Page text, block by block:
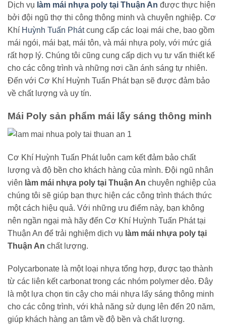
Dịch vụ làm mái nhựa poly tại Thuận An được thực hiện
bởi đội ngũ thợ thi công thông minh và chuyên nghiệp. Cơ
Khí Huỳnh Tuấn Phátcung cấp các loại mái che, bao gồm
mái ngói, mái bạt, mái tôn, và mái nhựa poly, với mức giá
rất hợp lý. Chúng tôi cũng cung cấp dịch vụ tư vấn thiết kế
cho các công trình và những nơi cần ánh sáng tự nhiên.
Đến với Cơ Khí Huỳnh Tuấn Phát bạn sẽ được đảm bảo
về chất lượng và uy tín.
Mái Poly sản phẩm mái lấy sáng thông minh
Cơ Khí Huỳnh Tuấn Phát luôn cam kết đảm bảo chất
lượng và độ bền cho khách hàng của mình. Đội ngũ nhân
viên làm mái nhựa poly tại Thuận An chuyên nghiệp của
chúng tôi sẽ giúp bạn thực hiện các công trình thách thức
một cách hiệu quả. Với những ưu điểm này, bạn không
nên ngần ngại mà hãy đến Cơ Khí Huỳnh Tuấn Phát tại
Thuận An để trải nghiệm dịch vụ làm mái nhựa poly tại
Thuận An chất lượng.
Polycarbonate là một loại nhựa tổng hợp, được tạo thành
từ các liên kết carbonat trong các nhóm polymer dẻo. Đây
là một lựa chọn tin cậy cho mái nhựa lấy sáng thông minh
cho các công trình, với khả năng sử dụng lên đến 20 năm,
giúp khách hàng an tâm về độ bền và chất lượng.